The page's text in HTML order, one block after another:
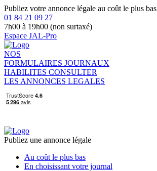
Publiez votre annonce légale au coût le plus bas
01 84 21 09 27
7h00 à 19h00 (non surtaxé)
Espace JAL-Pro
NOS
FORMULAIRES JOURNAUX
HABILITES CONSULTER
LES ANNONCES LEGALES
Publiez une annonce légale
Au coût le plus bas
En choisissant votre journal